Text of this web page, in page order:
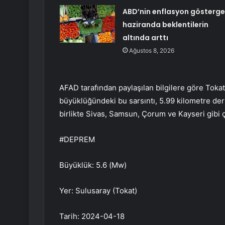
ABD’nin enflasyon
haziranda beklentilerin
altında arttı
Ağustos 8, 2026
AFAD tarafından paylaşılan bilgilere göre
büyüklüğündeki bu sarsıntı, 5.99 kilometre
birlikte Sivas, Samsun, Çorum ve Kayseri
#DEPREM
Büyüklük: 5.6 (Mw)
Yer: Sulusaray (Tokat)
Tarih: 2024-04-18